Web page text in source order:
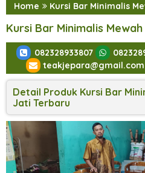
Home Kursi Bar Minimalis
Kursi Bar Minimalis
082328933807
teakjepara@gmail.com
Detail Produk Kursi Bar
Jati Terbaru